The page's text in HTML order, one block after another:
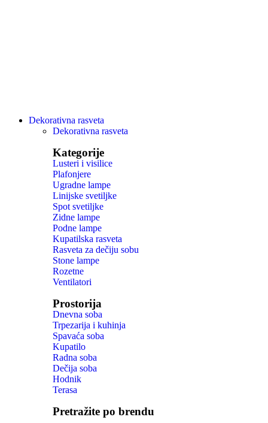
Dekorativna rasveta
Dekorativna rasveta
Kategorije
Lusteri i visilice
Plafonjere
Ugradne lampe
Linijske svetiljke
Spot svetiljke
Zidne lampe
Podne lampe
Kupatilska rasveta
Rasveta za dečiju sobu
Stone lampe
Rozetne
Ventilatori
Prostorija
Dnevna soba
Trpezarija i kuhinja
Spavaća soba
Kupatilo
Radna soba
Dečija soba
Hodnik
Terasa
Pretražite po brendu